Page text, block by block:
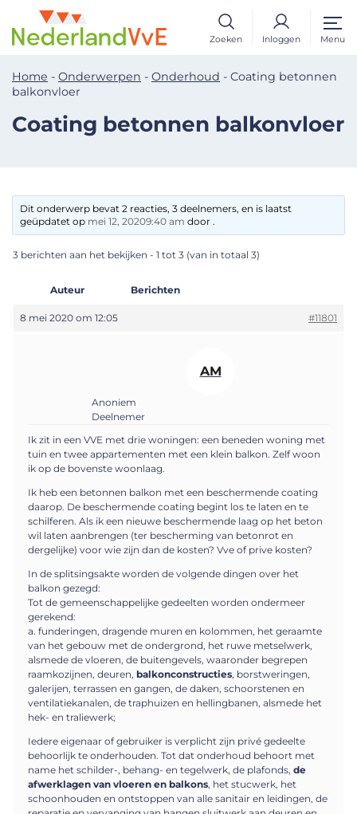
Zoeken Inloggen Menu
Home - Onderwerpen - Onderhoud - Coating betonnen
balkonvloer
Coating betonnen balkonvloer
Dit onderwerp bevat 2 reacties, 3 deelnemers, en is laatst
geüpdatet op mei 12, 20209:40 am door .
3 berichten aan het bekijken - 1 tot 3 (van in totaal 3)
Auteur Berichten
8 mei 2020 om 12:05 #11801
AM
Anoniem
Deelnemer
Ik zit in een VVE met drie woningen: een beneden woning met
tuin en twee appartementen met een klein balkon. Zelf woon
ik op de bovenste woonlaag.
Ik heb een betonnen balkon met een beschermende coating
daarop. De beschermende coating begint los te laten en te
schilferen. Als ik een nieuwe beschermende laag op het beton
wil laten aanbrengen (ter bescherming van betonrot en
dergelijke) voor wie zijn dan de kosten? Vve of prive kosten?
In de splitsingsakte worden de volgende dingen over het
balkon gezegd:
Tot de gemeenschappelijke gedeelten worden ondermeer
gerekend:
a. funderingen, dragende muren en kolommen, het geraamte
van het gebouw met de ondergrond, het ruwe metselwerk,
alsmede de vloeren, de buitengevels, waaronder begrepen
raamkozijnen, deuren, balkonconstructies, borstweringen,
galerijen, terrassen en gangen, de daken, schoorstenen en
ventilatiekanalen, de traphuizen en hellingbanen, alsmede het
hek- en traliewerk;
Iedere eigenaar of gebruiker is verplicht zijn privé gedeelte
behoorlijk te onderhouden. Tot dat onderhoud behoort met
name het schilder-, behang- en tegelwerk, de plafonds, de
afwerklagen van vloeren en balkons, het stucwerk, het
schoonhouden en ontstoppen van alle sanitair en leidingen, de